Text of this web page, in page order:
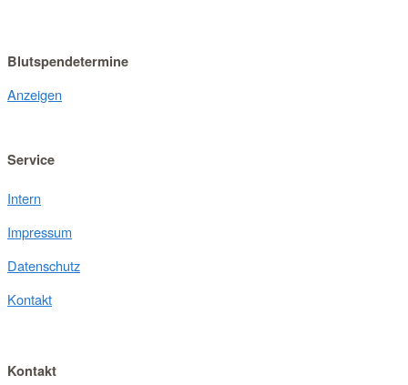
Blutspendetermine
Anzeigen
Service
Intern
Impressum
Datenschutz
Kontakt
Kontakt